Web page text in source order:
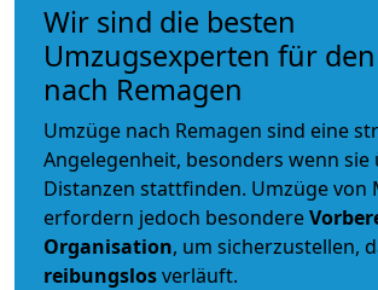
Wir sind die besten
Umzugsexperten für
nach Remagen
Umzüge nach Remagen sind eine
Angelegenheit, besonders wenn
Distanzen stattfinden. Umzüge von
erfordern jedoch besondere
Organisation, um sicherzustellen,
reibungslosverläuft.